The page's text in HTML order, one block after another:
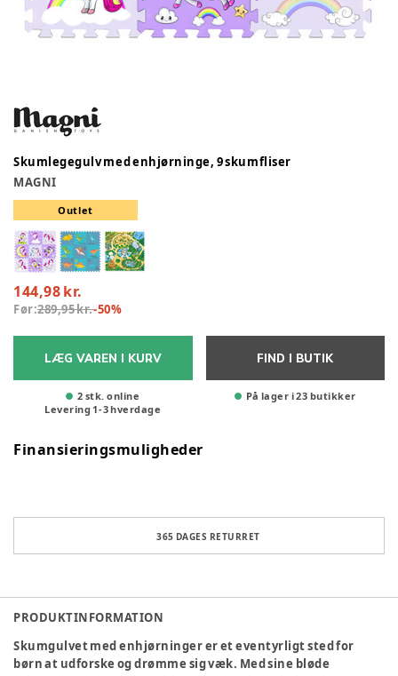
Skumlegegulv med enhjørninge, 9 skumfliser
MAGNI
Outlet
144,98 kr.
Før:289,95 kr.-50%
LÆG VAREN I KURV
2 stk. online
Levering 1-3hverdage
FIND I BUTIK
På lager i 23 butikker
Finansieringsmuligheder
365 DAGES RETURRET
PRODUKTINFORMATION
Skumgulvet med enhjørninger er et eventyrligt sted for
børn at udforske og drømme sig væk. Med sine bløde